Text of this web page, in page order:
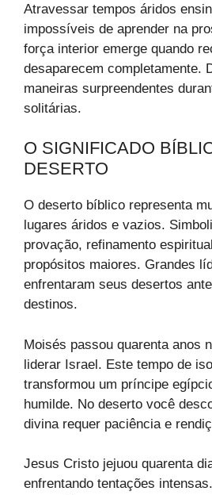
Atravessar tempos áridos
impossíveis de aprender na
força interior emerge quando
desaparecem completamente.
maneiras surpreendentes
solitárias.
O SIGNIFICADO
DESERTO
O deserto bíblico representa
lugares áridos e vazios.
provação, refinamento
propósitos maiores. Grandes
enfrentaram seus desertos
destinos.
Moisés passou quarenta anos
liderar Israel. Este tempo de
transformou um príncipe
humilde. No deserto você
divina requer paciência e
Jesus Cristo jejuou quarenta
enfrentando tentações